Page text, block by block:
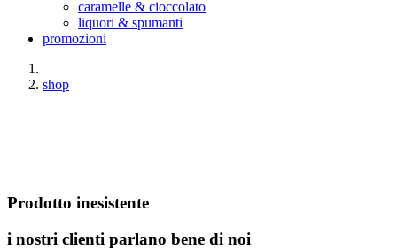
caramelle & cioccolato
liquori & spumanti
promozioni
shop
Prodotto inesistente
i nostri clienti parlano bene di noi